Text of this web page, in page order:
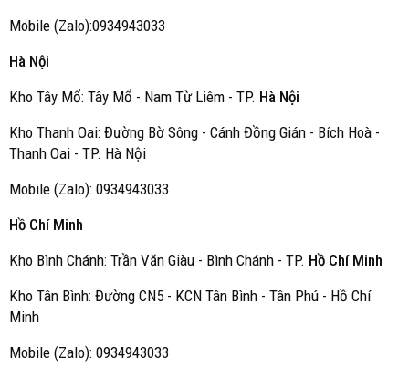
Mobile (Zalo):0934943033
Hà Nội
Kho Tây Mổ: Tây Mổ - Nam Từ Liêm - TP. Hà Nội
Kho Thanh Oai: Đường Bờ Sông - Cánh Đồng Gián - Bích Hoà -
Thanh Oai - TP. Hà Nội
Mobile (Zalo): 0934943033
Hồ Chí Minh
Kho Bình Chánh: Trần Văn Giàu - Bình Chánh - TP. Hồ Chí Minh
Kho Tân Bình: Đường CN5 - KCN Tân Bình - Tân Phú - Hồ Chí
Minh
Mobile (Zalo): 0934943033